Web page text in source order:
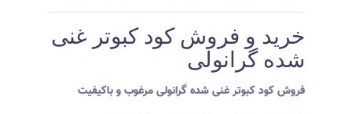
خرید و فروش کود کبوتر غنی
شده گرانولی
فروش کود کبوتر غنی شده گرانولی مرغوب و باکیفیت